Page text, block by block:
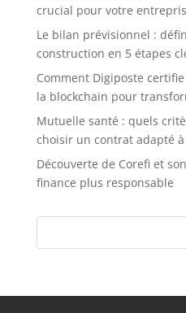
crucial pour votre
Le bilan prévisionnel :
construction en 5 étapes
Comment Digiposte
la blockchain pour
Mutuelle santé : quels
choisir un contrat adapté à
Découverte de Corefi et
finance plus responsable